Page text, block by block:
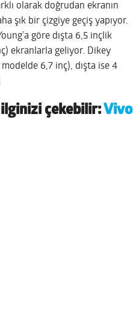
olarak doğrudan ekranın
şık bir çizgiye geçiş yapıyor.
göre dışta 6,5 inçlik
ekranlarla geliyor. Dikey
6,7 inç), dışta ise 4
ilginizi çekebilir: Vivo